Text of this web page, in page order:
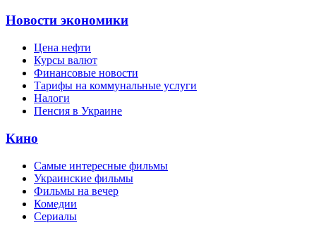
Новости экономики
Цена нефти
Курсы валют
Финансовые новости
Тарифы на коммунальные услуги
Налоги
Пенсия в Украине
Кино
Самые интересные фильмы
Украинские фильмы
Фильмы на вечер
Комедии
Сериалы